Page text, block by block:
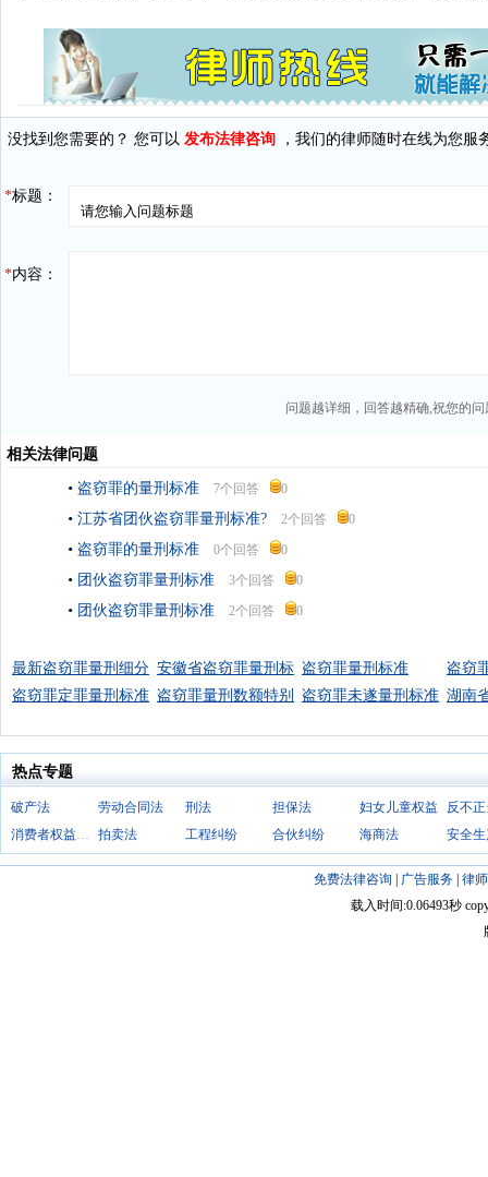
没找到您需要的？ 您可以 发布法律咨询 ，我们的律师随时在线为您服
*标题：
*内容：
问题越详细，回答越精确,祝您的
相关法律问题
盗窃罪的量刑标准 7个回答 0
江苏省团伙盗窃罪量刑标准? 2个回答 0
盗窃罪的量刑标准 0个回答 0
团伙盗窃罪量刑标准 3个回答 0
团伙盗窃罪量刑标准 2个回答 0
最新盗窃罪量刑细分 安徽省盗窃罪量刑标 盗窃罪量刑标准
盗窃
盗窃罪定罪量刑标准 盗窃罪量刑数额特别 盗窃罪未遂量刑标准 湖南
热点专题
破产法 劳动合同法 刑法 担保法
妇女儿童权益
消费者权益保护法
拍卖法 工程纠纷 合伙纠纷 海商法 安全
免费法律咨询 广告服务| 律
载入时间:0.06493秒